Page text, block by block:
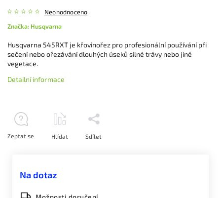
Neohodnoceno
Značka: Husqvarna
Na dotaz
Husqvarna 545RXT je křovinořez pro profesionální používání při
sečení nebo ořezávání dlouhých úseků silné trávy nebo jiné
vegetace.
Detailní informace
Zeptat se Hlídat Sdílet